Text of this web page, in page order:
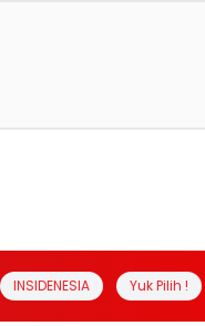
INSIDENESIA Yuk Pilih !